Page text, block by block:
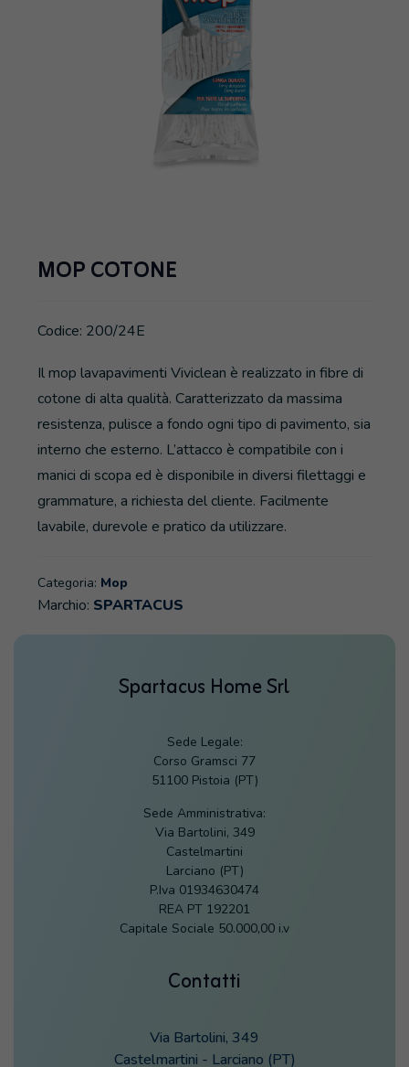
MOP COTONE
Codice: 200/24E
Il mop lavapavimenti Viviclean è realizzato in fibre di
cotone di alta qualità. Caratterizzato da massima
resistenza, pulisce a fondo ogni tipo di pavimento, sia
interno che esterno. L’attacco è compatibile con i
manici di scopa ed è disponibile in diversi filettaggi e
grammature, a richiesta del cliente. Facilmente
lavabile, durevole e pratico da utilizzare.
Categoria: Mop
Marchio: SPARTACUS
Spartacus Home Srl
Sede Legale:
Corso Gramsci 77
51100 Pistoia (PT)
Sede Amministrativa:
Via Bartolini, 349
Castelmartini
Larciano (PT)
P.Iva 01934630474
REA PT 192201
Capitale Sociale 50.000,00 i.v
Contatti
Via Bartolini, 349
Castelmartini - Larciano (PT)